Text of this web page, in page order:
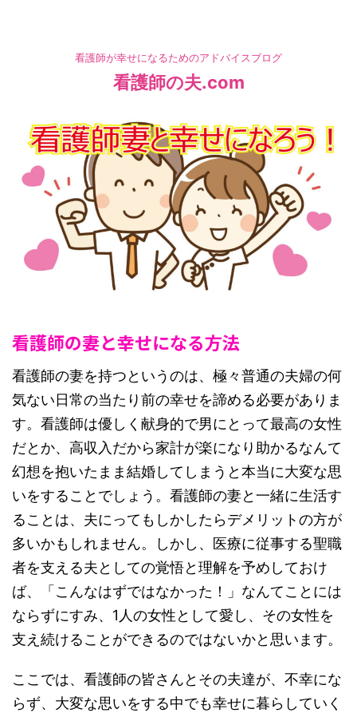
看護師が幸せになるためのアドバイスブログ
看護師の夫.com
看護師の妻と幸せになる方法
看護師の妻を持つというのは、極々普通の夫婦の何
気ない日常の当たり前の幸せを諦める必要がありま
す。看護師は優しく献身的で男にとって最高の女性
だとか、高収入だから家計が楽になり助かるなんて
幻想を抱いたまま結婚してしまうと本当に大変な思
いをすることでしょう。看護師の妻と一緒に生活す
ることは、夫にってもしかしたらデメリットの方が
多いかもしれません。しかし、医療に従事する聖職
者を支える夫としての覚悟と理解を予めしておけ
ば、「こんなはずではなかった！」なんてことには
ならずにすみ、1人の女性として愛し、その女性を
支え続けることができるのではないかと思います。
ここでは、看護師の皆さんとその夫達が、不幸にな
らず、大変な思いをする中でも幸せに暮らしていく